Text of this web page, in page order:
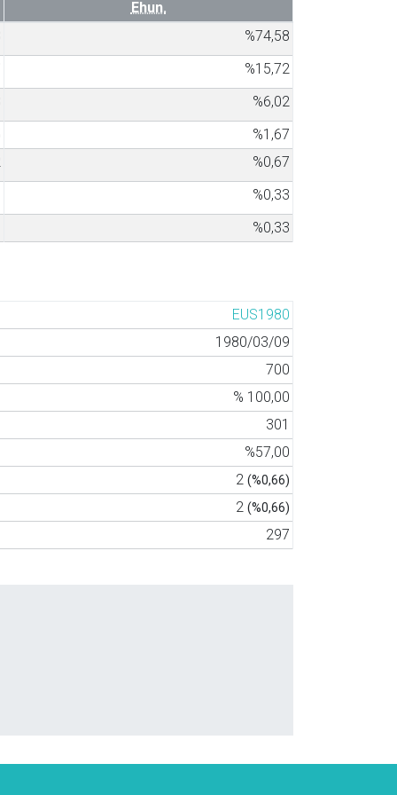
Ehun.
%74,58
%15,72
%6,02
%1,67
%0,67
%0,33
%0,33
EUS1980
1980/03/09
700
% 100,00
301
%57,00
2 (%0,66)
2 (%0,66)
297